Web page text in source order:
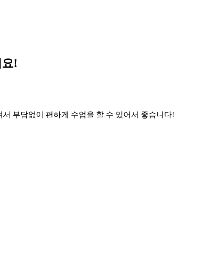
!
부담없이 편하게 수업을 할 수 있어서 좋습니다!